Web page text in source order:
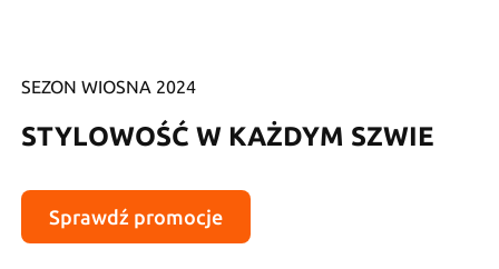
SEZON WIOSNA 2024
STYLOWOŚĆ W KAŻDYM SZWIE
Sprawdź promocje